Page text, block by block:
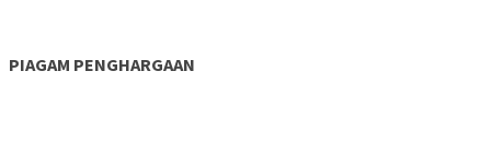
PIAGAM PENGHARGAAN